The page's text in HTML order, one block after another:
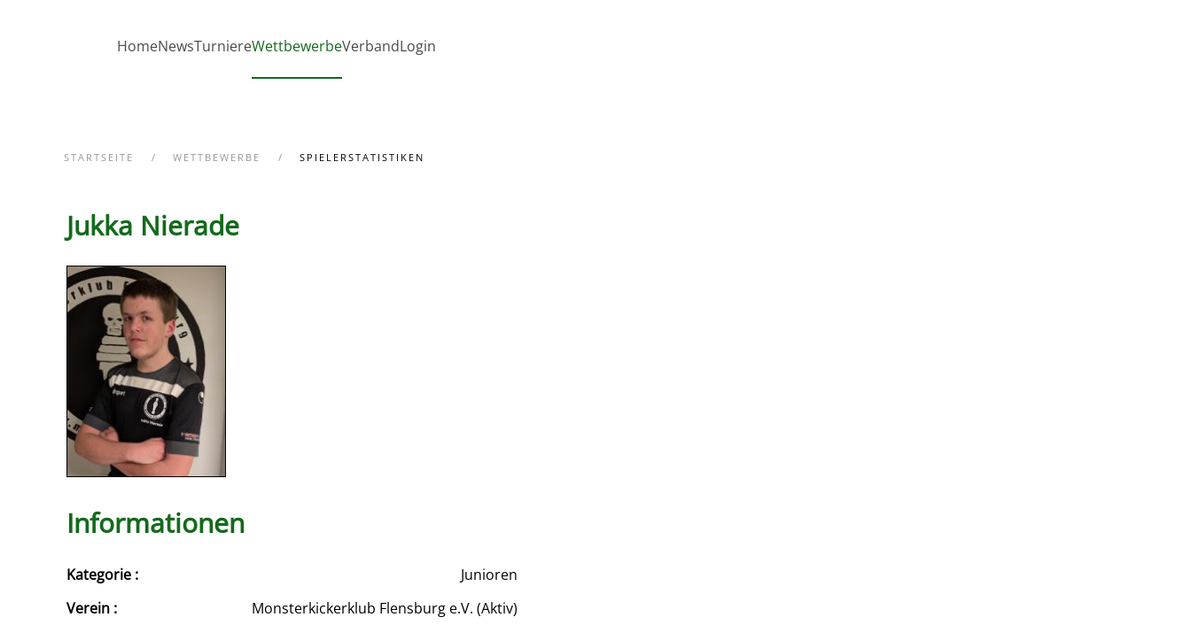
Zum Hauptinhalt springen
HomeNewsTurniereWettbewerbeVerbandLogin
STARTSEITE WETTBEWERBE SPIELERSTATISTIKEN
Jukka Nierade
Informationen
Kategorie :
Junioren
Verein :
Monsterkickerklub Flensburg e.V. (Aktiv)